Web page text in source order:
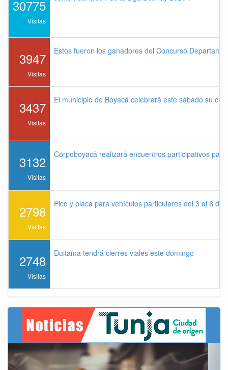
30775
Visitas
3947
Visitas
Estos fueron los ganadores del Concurso
3437
Visitas
El municipio de Boyacá celebrará este sábado su
3132
Visitas
Corpoboyacá realizará encuentros participativos
2798
Visitas
Pico y placa para vehículos particulares del 3 al 6 de
2748
Visitas
Duitama tendrá cierres viales este domingo
Previous Next